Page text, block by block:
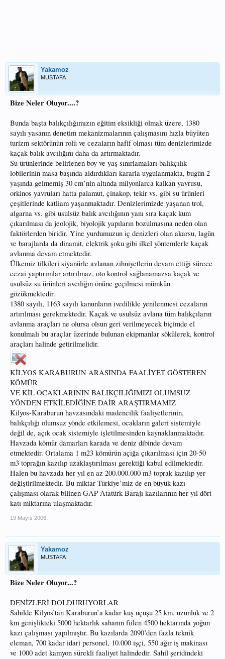
Yakamoz
MUSTAFA
Bize Neler Oluyor....?
Bunda başta balıkçılığımızın eğitim eksikliği olmak üzere, 1380
sayılı yasanın denetim mekanizmalarının çalışmasını hızla büyüten
turizm sektörünün rolü ve cezaların hafif olması tüm denizlerimizde
kaçak balık avcılığını daha da artırmaktadır.
Su ürünlerinde belirlenen boy ve yaş sınırlamaları balıkçılık
lobilerinin masa başında aldırdıkları kararla uygulanmakta, bugün 2
yaşında gelmemiş 30 cm’nin altında milyonlarca kalkan yavrusu,
orkinos yavruları hatta palamut, çinakop, tekir vs. gibi su ürünleri
çeşitlerinde katliam yaşanmaktadır. Denizlerimizde yaşanan trol,
algarna vs. gibi usulsüz balık avcılığının yanı sıra kaçak kum
çıkarılması da jeolojik, biyolojik yapıların bozulmasına neden olan
faktörlerden biridir. Yine yurdumuzun iç denizleri olan akarsu, lagün
ve barajlarda da dinamit, elektrik şoku gibi ilkel yöntemlerle kaçak
avlanma devam etmektedir.
Ülkemiz tilkileri siyanürle avlanan zihniyetlerin devam ettiği sürece
cezai yaptırımlar artırılmaz, oto kontrol sağlanamazsa kaçak ve
usulsüz su ürünleri avcılığın önüne geçilmesi mümkün
gözükmektedir.
1380 sayılı, 1163 sayılı kanunların ivedilikle yenilenmesi cezaların
artırılması gerekmektedir. Kaçak ve usulsüz avlana tüm balıkçıların
avlanma araçları ne olursa olsun geri verilmeyecek biçimde el
konulmalı bu araçlar üzerinde bulunan ekipmanlar sökülerek, kontrol
araçları halinde getirilmelidir.
KİLYOS KARABURUN ARASINDA FAALİYET GÖSTEREN
KÖMÜR
VE KİL OCAKLARININ BALIKÇILIĞIMIZI OLUMSUZ
YÖNDEN ETKİLEDİĞİNE DAİR ARAŞTIRMAMIZ
Kilyos-Karaburun havzasındaki madencilik faaliyetlerinin,
balıkçılığı olumsuz yönde etkilemesi, ocakların galeri sistemiyle
değil de, açık ocak sistemiyle işletilmesinden kaynaklanmaktadır.
Havzada kömür damarları karada ve deniz dibinde devam
etmektedir. Ortalama 1 m23 kömürün açığa çıkarılması için 20-50
m3 toprağın kazılıp uzaklaştırılması gerektiği kabul edilmektedir.
Halen bu havzada her yıl en az 200.000.000 m3 toprak kazılıp yer
değiştirilmektedir. Bu miktar Türkiye’miz de en büyük kazı
çalışması olarak bilinen GAP Atatürk Barajı kazılarının her yıl dört
katı miktarına ulaşmaktadır.
19 Mayıs 2006
Yakamoz
MUSTAFA
Bize Neler Oluyor...?
DENİZLERİ DOLDURUYORLAR
Sahilde Kilyos’tan Karaburun’a kadar kuş uçuşu 25 km. uzunluk ve 2
km genişlikteki 5000 hektarlık sahanın fiilen 4500 hektarında yoğun
kazı çalışması yapılmıştır. Bu kazılarda 2090’den fazla teknik
eleman, 700 kadar idari personel, 10.000 işçi, 550 ağır iş makinası
ve 1000 adet kamyon sürekli faaliyet halindedir. Sahil şeridindeki